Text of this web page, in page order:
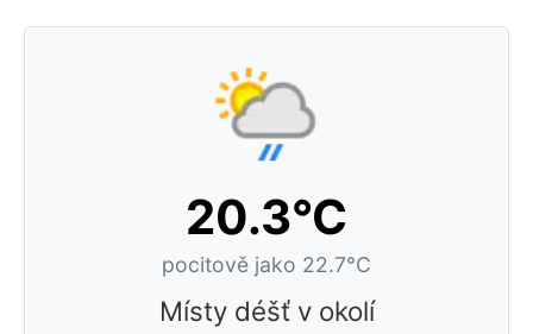
20.3°C
pocitově jako 22.7°C
Místy déšť v okolí